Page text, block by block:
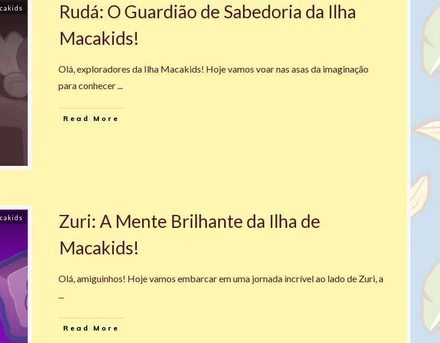
Rudá: O Guardião de Sabedoria da Ilha
Macakids!
Olá, exploradores da Ilha Macakids! Hoje vamos voar nas asas da imaginação
para conhecer...
Read More
Zuri: A Mente Brilhante da Ilha de
Macakids!
Olá, amiguinhos! Hoje vamos embarcar em uma jornada incrível ao lado de Zuri, a
...
Read More